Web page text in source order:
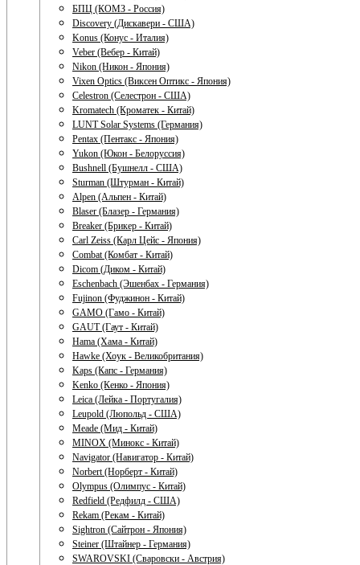
БПЦ (КОМЗ - Россия)
Discovery (Дискавери - США)
Konus (Конус - Италия)
Veber (Вебер - Китай)
Nikon (Никон - Япония)
Vixen Optics (Виксен Оптикс - Япония)
Celestron (Селестрон - США)
Kromatech (Кроматек - Китай)
LUNT Solar Systems (Германия)
Pentax (Пентакс - Япония)
Yukon (Юкон - Белоруссия)
Bushnell (Бушнелл - США)
Sturman (Штурман - Китай)
Alpen (Альпен - Китай)
Blaser (Блазер - Германия)
Breaker (Брикер - Китай)
Carl Zeiss (Карл Цейс - Япония)
Combat (Комбат - Китай)
Dicom (Диком - Китай)
Eschenbach (Эшенбах - Германия)
Fujinon (Фуджинон - Китай)
GAMO (Гамо - Китай)
GAUT (Гаут - Китай)
Hama (Хама - Китай)
Hawke (Хоук - Великобритания)
Kaps (Капс - Германия)
Kenko (Кенко - Япония)
Leica (Лейка - Португалия)
Leupold (Люпольд - США)
Meade (Мид - Китай)
MINOX (Минокс - Китай)
Navigator (Навигатор - Китай)
Norbert (Норберт - Китай)
Olympus (Олимпус - Китай)
Redfield (Редфилд - США)
Rekam (Рекам - Китай)
Sightron (Сайтрон - Япония)
Steiner (Штайнер - Германия)
SWAROVSKI (Сваровски - Австрия)